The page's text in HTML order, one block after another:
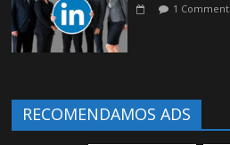
1 Comment
RECOMENDAMOS ADS